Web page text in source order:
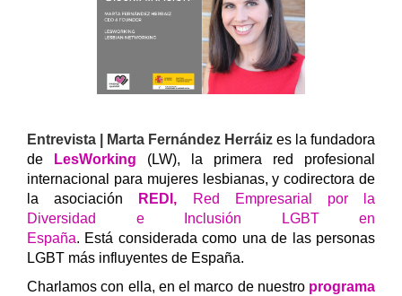
Entrevista | Marta Fernández Herráiz es la fundadora
de
LesWorking (LW), la primera red profesional
internacional para mujeres lesbianas, y codirectora de
la asociación
REDI, Red Empresarial por la
Diversidad e Inclusión LGBT en
España. Está considerada como una de las personas
LGBT más influyentes de España.
Charlamos con ella, en el marco de nuestro programa